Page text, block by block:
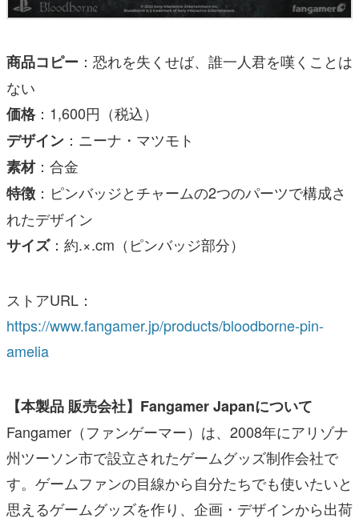
商品コピー ：恐れを失くせば、誰一人君を嘆くことは
ない
価格：1,600円（税込）
デザイン ：ニーナ・マツモト
素材：合金
特徴 ：ピンバッジとチャームの2つのパーツで構成さ
れたデザイン
サイズ：約.×.cm（ピンバッジ部分）
ストアURL：
https://www.fangamer.jp/products/bloodborne-pin-
amelia
【本製品 販売会社】Fangamer Japanについて
Fangamer（ファンゲーマー）は、2008年にアリゾナ
州ツーソン市で設立されたゲームグッズ制作会社で
す。ゲームファンの目線から自分たちでも使いたいと
思えるゲームグッズを作り、企画・デザインから出荷